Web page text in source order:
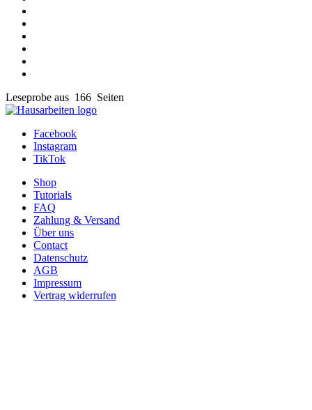
Leseprobe aus 166 Seiten
Facebook
Instagram
TikTok
Shop
Tutorials
FAQ
Zahlung & Versand
Über uns
Contact
Datenschutz
AGB
Impressum
Vertrag widerrufen